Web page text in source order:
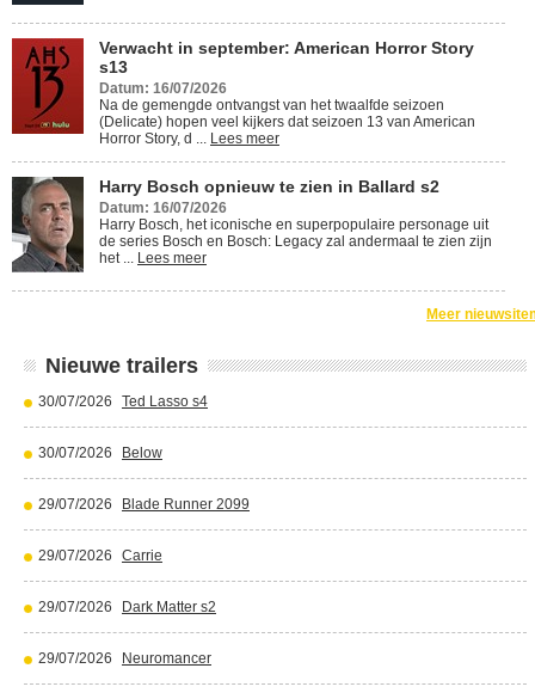
Verwacht in september: American Horror Story
s13
Datum: 16/07/2026
Na de gemengde ontvangst van het twaalfde seizoen
(Delicate) hopen veel kijkers dat seizoen 13 van American
Horror Story, d ... Lees meer
Harry Bosch opnieuw te zien in Ballard s2
Datum: 16/07/2026
Harry Bosch, het iconische en superpopulaire personage uit
de series Bosch en Bosch: Legacy zal andermaal te zien zijn
het ... Lees meer
Meer
Nieuwe trailers
30/07/2026 Ted Lasso s4
30/07/2026 Below
29/07/2026 Blade Runner 2099
29/07/2026 Carrie
29/07/2026 Dark Matter s2
29/07/2026 Neuromancer